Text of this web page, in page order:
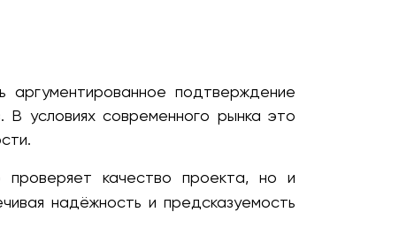
аргументированное подтверждение
В условиях современного рынка это
проверяет качество проекта, но и
надёжность и предсказуемость